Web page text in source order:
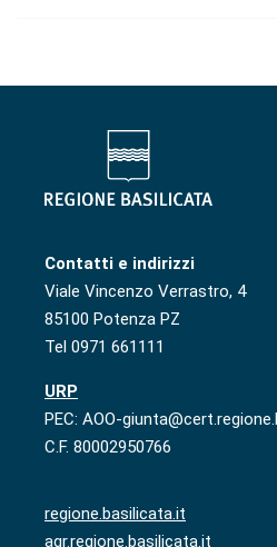
Contatti e indirizzi
Viale Vincenzo Verrastro, 4
85100 Potenza PZ
Tel 0971 661111
URP
PEC: AOO-
C.F. 80002950766
regione.basilicata.it
agr.regione.basilicata.it